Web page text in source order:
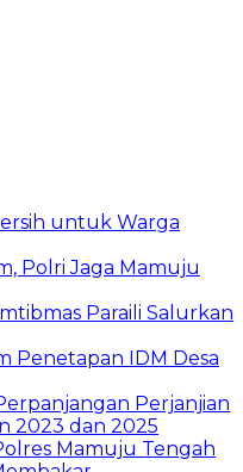
untuk Warga
Polri Jaga Mamuju
Paraili Salurkan
Penetapan IDM Desa
Perjanjian
2023 dan 2025
Mamuju Tengah